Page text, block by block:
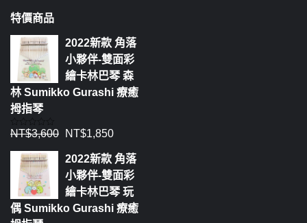
特價商品
2022新款 角落
小夥伴-雙面彩
繪卡林巴琴 森
林 Sumikko Gurashi 療癒
拇指琴
評
0
NT$3,600 NT$1,850
2022新款 角落
小夥伴-雙面彩
繪卡林巴琴 玩
偶 Sumikko Gurashi 療癒